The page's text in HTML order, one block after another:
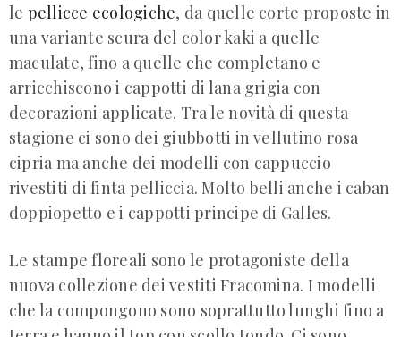
le pellicce ecologiche, da quelle corte proposte in
una variante scura del color kaki a quelle
maculate, fino a quelle che completano e
arricchiscono i cappotti di lana grigia con
decorazioni applicate. Tra le novità di questa
stagione ci sono dei giubbotti in vellutino rosa
cipria ma anche dei modelli con cappuccio
rivestiti di finta pelliccia. Molto belli anche i caban
doppiopetto e i cappotti principe di Galles.
Le stampe floreali sono le protagoniste della
nuova collezione dei vestiti Fracomina. I modelli
che la compongono sono soprattutto lunghi fino a